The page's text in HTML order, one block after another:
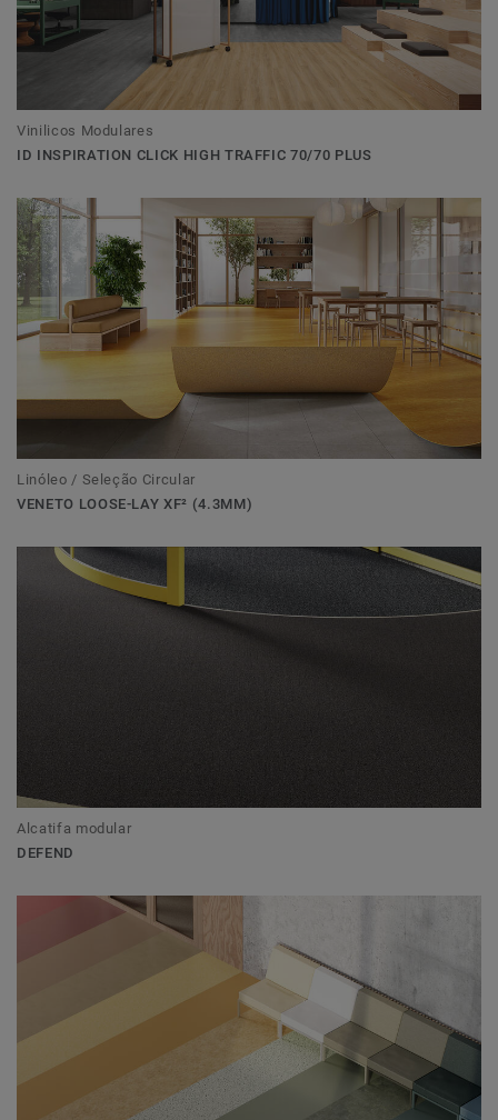
Vinilicos Modulares
ID INSPIRATION CLICK HIGH TRAFFIC 70/70 PLUS
Linóleo / Seleção Circular
VENETO LOOSE-LAY XF² (4.3MM)
Alcatifa modular
DEFEND